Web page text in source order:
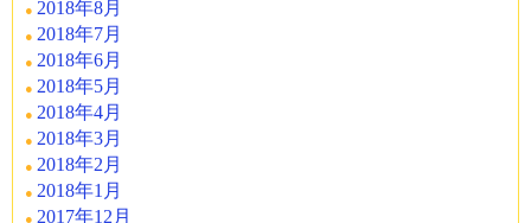
2018年8月
2018年7月
2018年6月
2018年5月
2018年4月
2018年3月
2018年2月
2018年1月
2017年12月